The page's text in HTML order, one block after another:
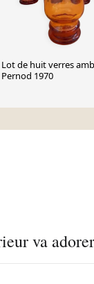
Lot de huit verres
Pernod 1970
va